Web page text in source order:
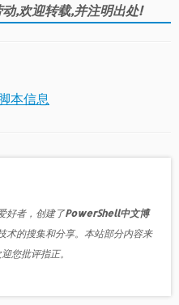
,欢迎转载,并注明出处!
本信息
好者，创建了PowerShell中文博
的搜集和分享。本站部分内容来
您批评指正。